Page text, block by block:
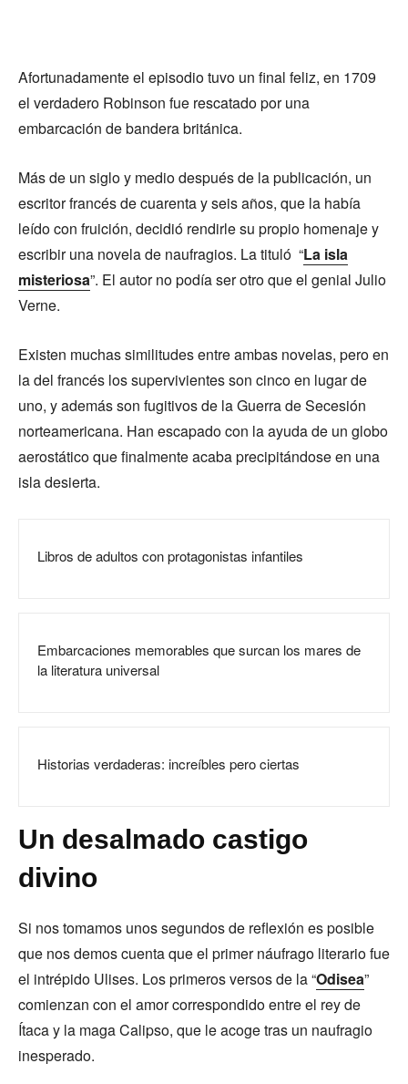
Afortunadamente el episodio tuvo un final feliz, en 1709
el verdadero Robinson fue rescatado por una
embarcación de bandera británica.
Más de un siglo y medio después de la publicación, un
escritor francés de cuarenta y seis años, que la había
leído con fruición, decidió rendirle su propio homenaje y
escribir una novela de naufragios. La tituló “La isla
misteriosa”. El autor no podía ser otro que el genial Julio
Verne.
Existen muchas similitudes entre ambas novelas, pero en
la del francés los supervivientes son cinco en lugar de
uno, y además son fugitivos de la Guerra de Secesión
norteamericana. Han escapado con la ayuda de un globo
aerostático que finalmente acaba precipitándose en una
isla desierta.
Libros de adultos con protagonistas infantiles
Embarcaciones memorables que surcan los mares de
la literatura universal
Historias verdaderas: increíbles pero ciertas
Un desalmado castigo
divino
Si nos tomamos unos segundos de reflexión es posible
que nos demos cuenta que el primer náufrago literario fue
el intrépido Ulises. Los primeros versos de la “Odisea”
comienzan con el amor correspondido entre el rey de
Ítaca y la maga Calipso, que le acoge tras un naufragio
inesperado.